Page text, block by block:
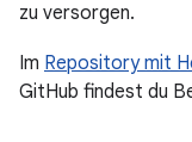
zu versorgen.
Im Repository mit
GitHub findest du